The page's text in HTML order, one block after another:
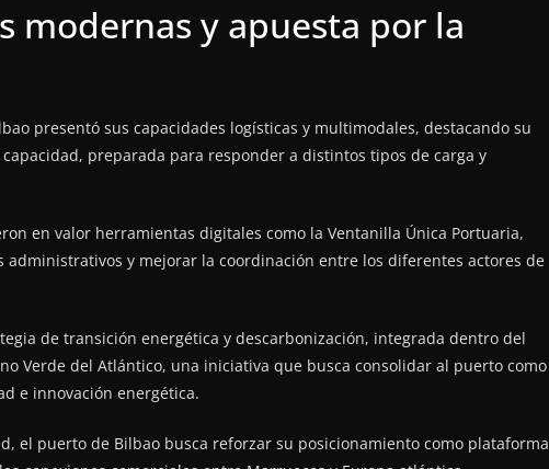
modernas y apuesta por la
presentó sus capacidades logísticas y multimodales, destacando su
preparada para responder a distintos tipos de carga y
en valor herramientas digitales como la Ventanilla Única Portuaria,
y mejorar la coordinación entre los diferentes actores de
de transición energética y descarbonización, integrada dentro del
Verde del Atlántico, una iniciativa que busca consolidar al puerto como
e innovación energética.
el puerto de Bilbao busca reforzar su posicionamiento como plataforma